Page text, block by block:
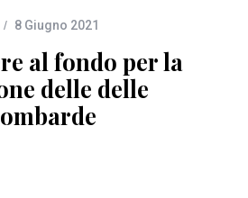
8 Giugno 2021
al fondo per la
delle delle